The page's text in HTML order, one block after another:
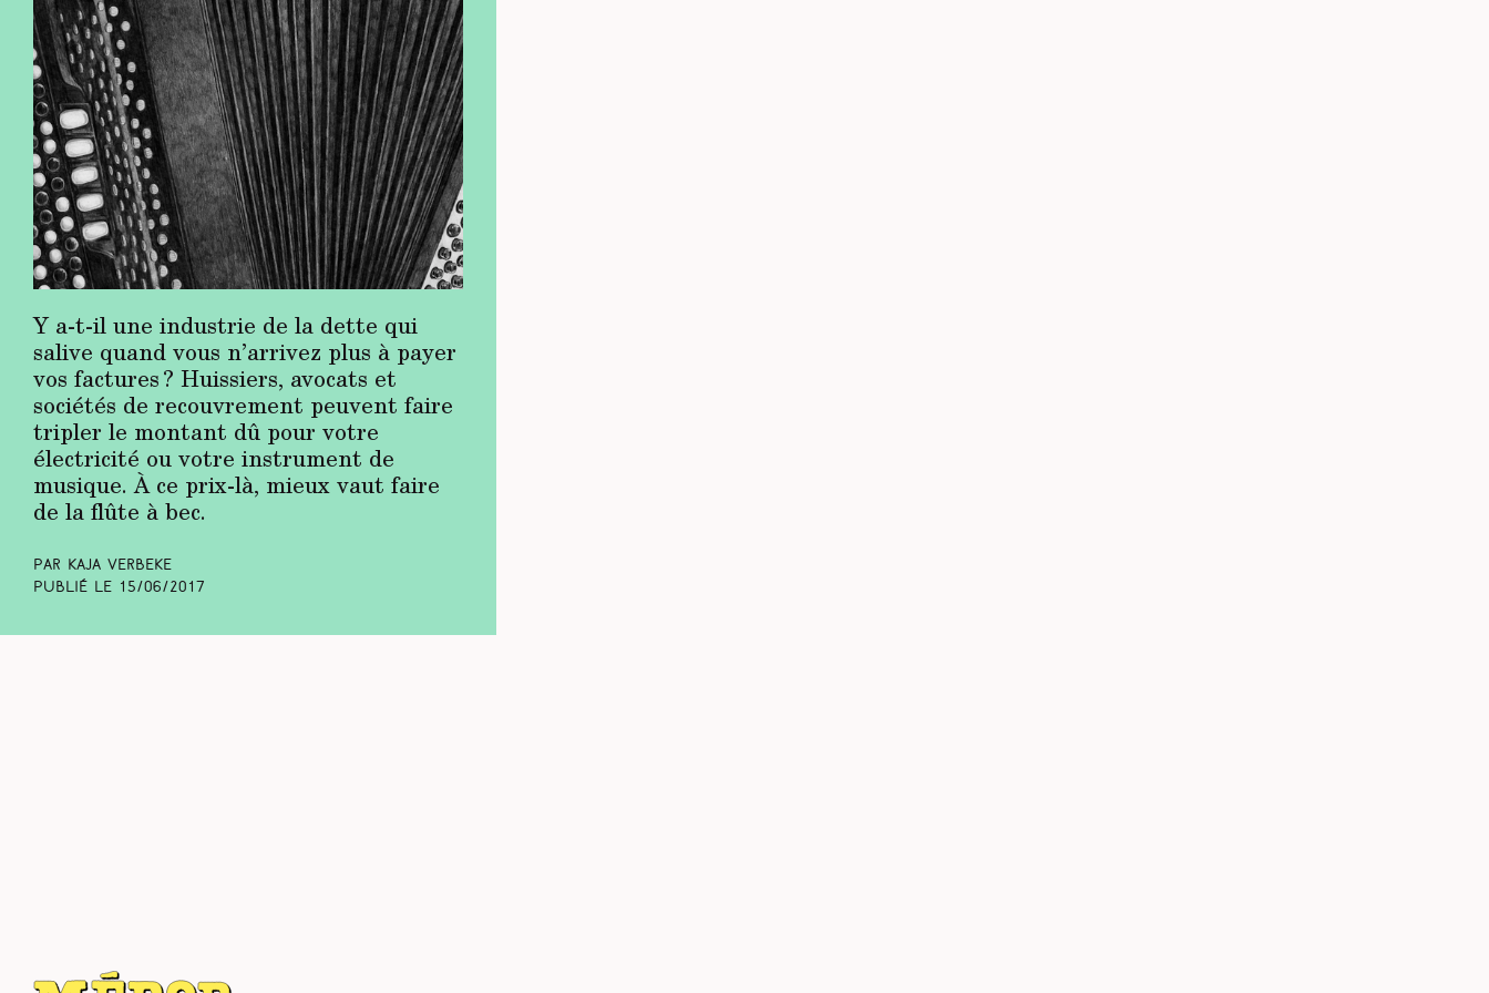
Y a-t-il une industrie de la dette qui
salive quand vous n’arrivez plus à payer
vos factures ? Huissiers, avocats et
sociétés de recouvrement peuvent faire
tripler le montant dû pour votre
électricité ou votre instrument de
musique. À ce prix-là, mieux vaut faire
de la flûte à bec.
Par Kaja Verbeke
Publié le
15/06/2017